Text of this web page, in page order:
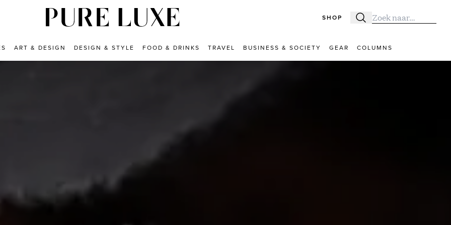
SHOP Zoeken
Zoek naar:
ART & DESIGN DESIGN & STYLE FOOD & DRINKS TRAVEL BUSINESS & SOCIETY GEAR COLUMNS